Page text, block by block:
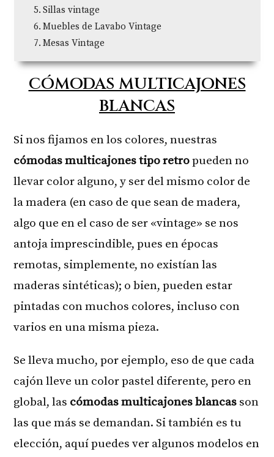
Sillas vintage
Muebles de Lavabo Vintage
Mesas Vintage
CÓMODAS MULTICAJONES
BLANCAS
Si nos fijamos en los colores, nuestras
cómodas multicajones tipo retropueden no
llevar color alguno, y ser del mismo color de
la madera (en caso de que sean de madera,
algo que en el caso de ser «vintage» se nos
antoja imprescindible, pues en épocas
remotas, simplemente, no existían las
maderas sintéticas); o bien, pueden estar
pintadas con muchos colores, incluso con
varios en una misma pieza.
Se lleva mucho, por ejemplo, eso de que cada
cajón lleve un color pastel diferente, pero en
global, las cómodas multicajones blancas son
las que más se demandan. Si también es tu
elección, aquí puedes ver algunos modelos en